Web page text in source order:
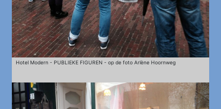
Hotel Modern - PUBLIEKE FIGUREN - op de foto Arlène Hoornweg